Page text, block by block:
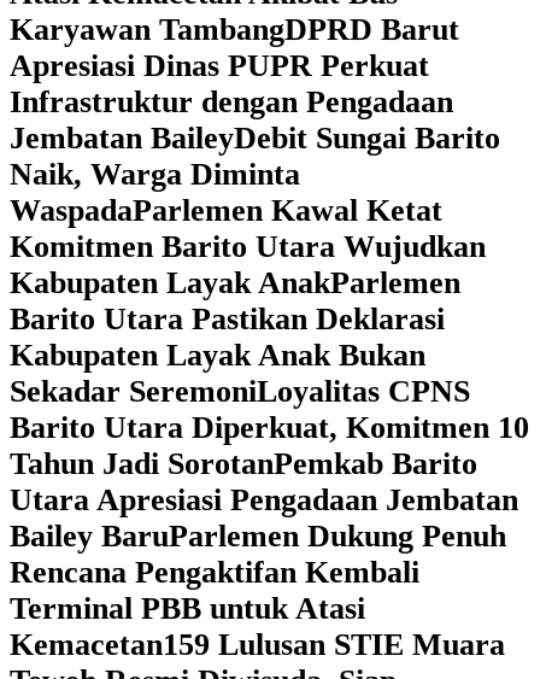
Karyawan TambangDPRD Barut
Apresiasi Dinas PUPR Perkuat
Infrastruktur dengan Pengadaan
Jembatan BaileyDebit Sungai Barito
Naik, Warga Diminta
WaspadaParlemen Kawal Ketat
Komitmen Barito Utara Wujudkan
Kabupaten Layak AnakParlemen
Barito Utara Pastikan Deklarasi
Kabupaten Layak Anak Bukan
Sekadar SeremoniLoyalitas CPNS
Barito Utara Diperkuat, Komitmen 10
Tahun Jadi SorotanPemkab Barito
Utara Apresiasi Pengadaan Jembatan
Bailey BaruParlemen Dukung Penuh
Rencana Pengaktifan Kembali
Terminal PBB untuk Atasi
Kemacetan159 Lulusan STIE Muara